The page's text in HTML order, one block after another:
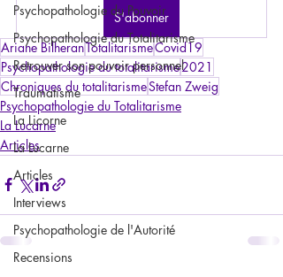
Psychopathologie du Pouvoir
Psychopathologie du Totalitarisme
Retrouver son pouvoir personnel
Traumatisme
La Licorne
La Lucarne
Articles
Interviews
Psychopathologie de l'Autorité
Recensions
S'abonner
Ariane BilheranTotalitarismeCovid19
Psychopathologie du totalitarisme2021
Chroniques du totalitarismeStefan Zweig
Psychopathologie du Totalitarisme
La Lucarne
Articles